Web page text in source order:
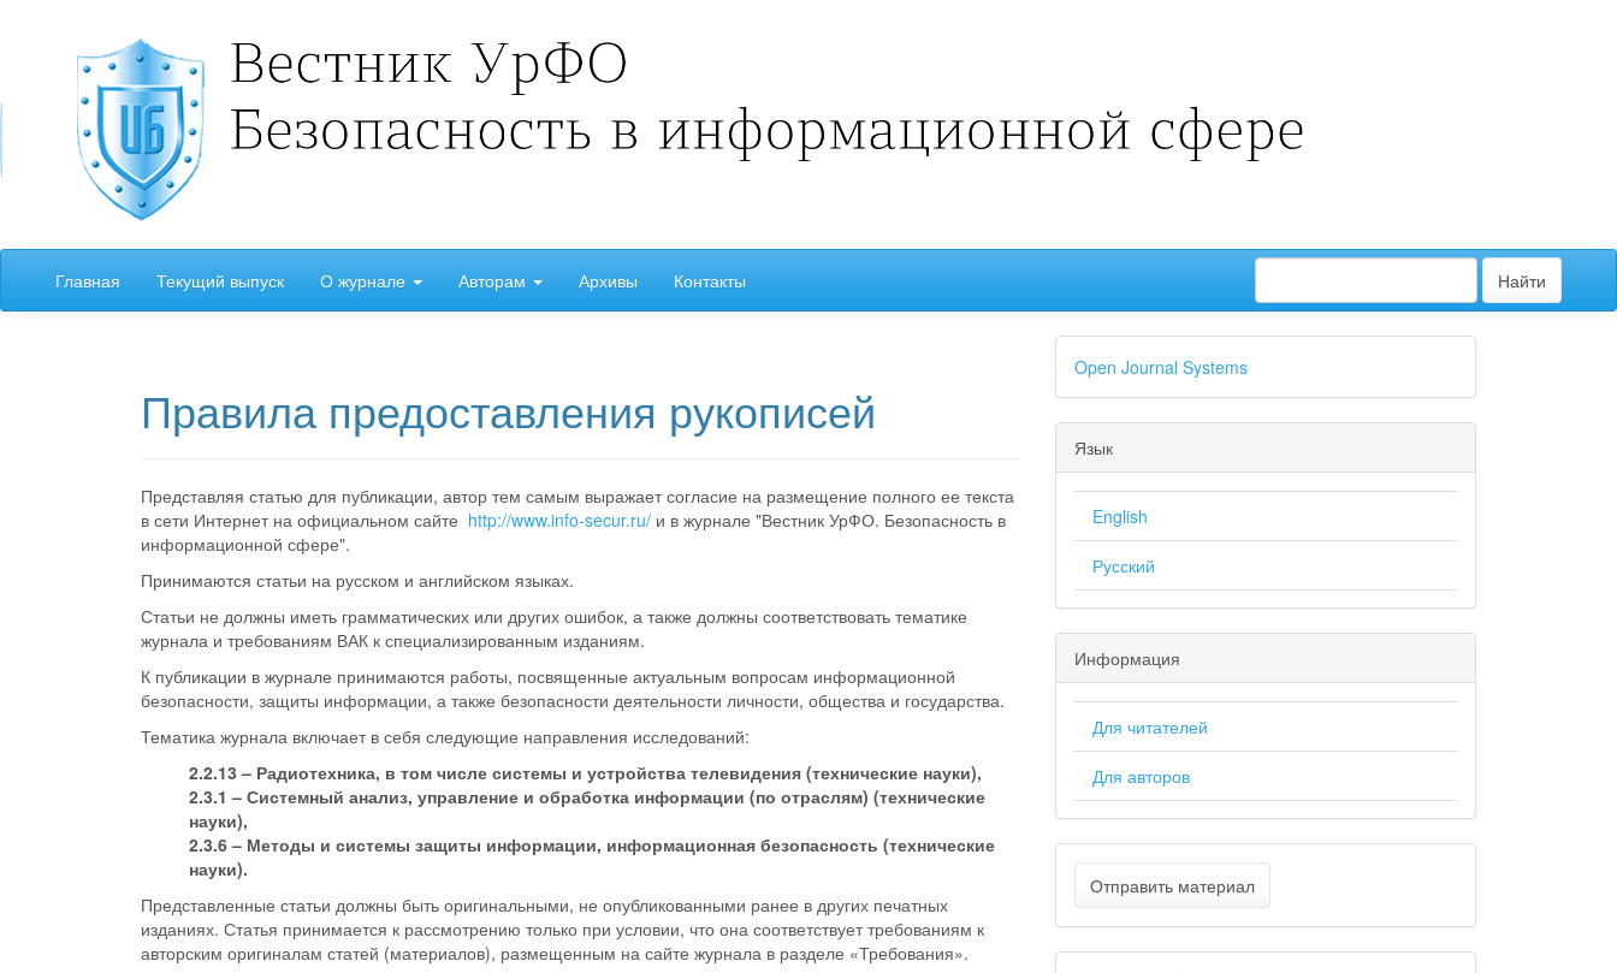
##plugins.themes.bootstrap3.accessible_menu.label##
##plugins.themes.bootstrap3.accessible_menu.main_navigation##
##plugins.themes.bootstrap3.accessible_menu.main_content##
Главная Текущий выпуск О журнале Авторам Архивы Контакты Найти
Правила предоставления рукописей
Представляя статью для публикации, автор тем самым выражает согласие на размещение полного ее текста
в сети Интернет на официальном сайте http://www.info-secur.ru/ и в журнале "Вестник УрФО. Безопасность в
информационной сфере".
Принимаются статьи на русском и английском языках.
Статьи не должны иметь грамматических или других ошибок, а также должны соответствовать тематике
журнала и требованиям ВАК к специализированным изданиям.
К публикации в журнале принимаются работы, посвященные актуальным вопросам информационной
безопасности, защиты информации, а также безопасности деятельности личности, общества и государства.
Тематика журнала включает в себя следующие направления исследований:
2.2.13 – Радиотехника, в том числе системы и устройства телевидения (технические науки),
2.3.1 – Системный анализ, управление и обработка информации (по отраслям) (технические
науки),
2.3.6 – Методы и системы защиты информации, информационная безопасность (технические
науки).
Представленные статьи должны быть оригинальными, не опубликованными ранее в других печатных
изданиях. Статья принимается к рассмотрению только при условии, что она соответствует требованиям к
авторским оригиналам статей (материалов), размещенным на сайте журнала в разделе «Требования».
Open Journal Systems
Язык
English
Русский
Информация
Для читателей
Для авторов
Отправить материал